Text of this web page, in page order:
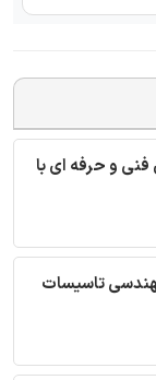
فنی و حرفه ای با
تاسیسات